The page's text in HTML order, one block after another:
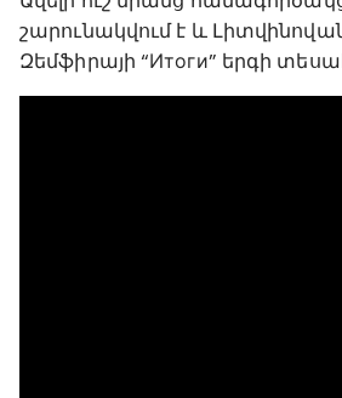
շարունակվում է և
Զեմֆիրայի “Итоги” երգի